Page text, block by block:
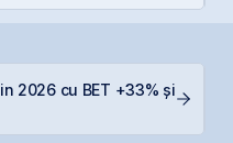
2026 cu BET +33% și